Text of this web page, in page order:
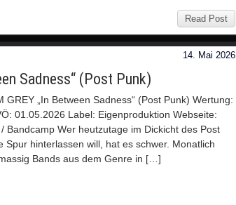
Read Post
14. Mai 2026
Sadness“ (Post Punk)
GREY „In Between Sadness“ (Post Punk) Wertung:
01.05.2026 Label: Eigenproduktion Webseite:
Bandcamp Wer heutzutage im Dickicht des Post
Spur hinterlassen will, hat es schwer. Monatlich
Bands aus dem Genre in […]